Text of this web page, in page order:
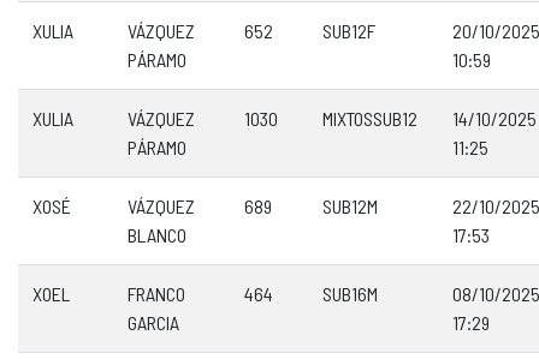
XULIA
VÁZQUEZ
PÁRAMO
652 SUB12F
20/10/2025
10:59
XULIA
VÁZQUEZ
PÁRAMO
1030 MIXTOSSUB12
14/10/2025
11:25
XOSÉ
VÁZQUEZ
BLANCO
689 SUB12M
22/10/2025
17:53
XOEL
FRANCO
GARCIA
464 SUB16M
08/10/2025
17:29